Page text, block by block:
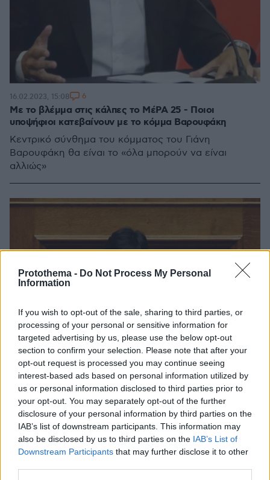
Protothema - Do Not Process My Personal
Information
If you wish to opt-out of the sale, sharing to third parties, or
processing of your personal or sensitive information for
targeted advertising by us, please use the below opt-out
section to confirm your selection. Please note that after your
opt-out request is processed you may continue seeing
interest-based ads based on personal information utilized by
us or personal information disclosed to third parties prior to
your opt-out. You may separately opt-out of the further
disclosure of your personal information by third parties on the
IAB’s list of downstream participants. This information may
also be disclosed by us to third parties on the IAB’s List of
Downstream Participants that may further disclose it to other
Με το βλέμμα στις κάλπες το ΜέΡΑ 25 - Ποιοι
υποψήφιοι κατεβαίνουν με το κόμμα Βαρουφάκη
Κεντρικό σύνθημα του κόμματος του Γιάνη
Βαρουφάκη θα είναι το «όλα μπορούν να είναι
αλλιώς»
16.02.2023, 15:08 6